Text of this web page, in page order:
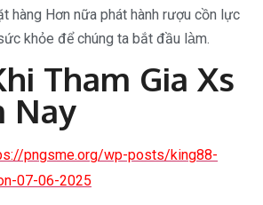
hàng Hơn nữa phát hành rượu cồn lực
khỏe để chúng ta bắt đầu làm.
Tham Gia Xs
Nay
pngsme.org/wp-posts/king88-
07-06-2025